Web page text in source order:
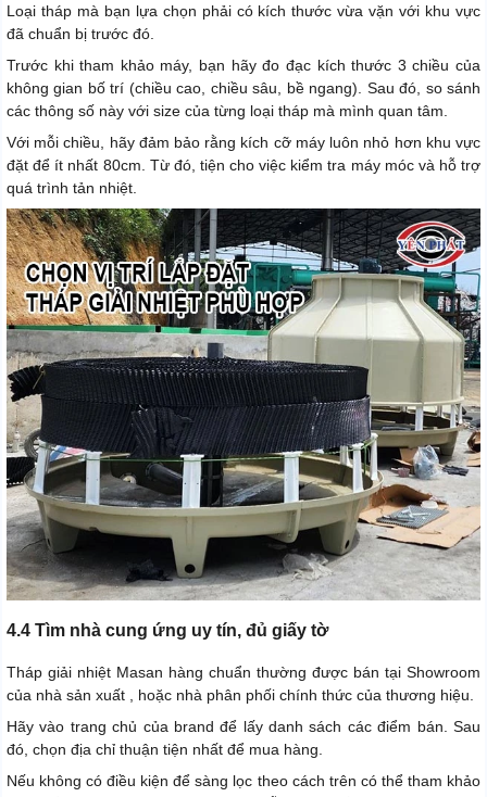
Loại tháp mà bạn lựa chọn phải có kích thước vừa vặn với khu vực
đã chuẩn bị trước đó.
Trước khi tham khảo máy, bạn hãy đo đạc kích thước 3 chiều của
không gian bố trí (chiều cao, chiều sâu, bề ngang). Sau đó, so sánh
các thông số này với size của từng loại tháp mà mình quan tâm.
Với mỗi chiều, hãy đảm bảo rằng kích cỡ máy luôn nhỏ hơn khu vực
đặt để ít nhất 80cm. Từ đó, tiện cho việc kiểm tra máy móc và hỗ trợ
quá trình tản nhiệt.
4.4 Tìm nhà cung ứng uy tín, đủ giấy tờ
Tháp giải nhiệt Masan hàng chuẩn thường được bán tại Showroom
của nhà sản xuất , hoặc nhà phân phối chính thức của thương hiệu.
Hãy vào trang chủ của brand để lấy danh sách các điểm bán. Sau
đó, chọn địa chỉ thuận tiện nhất để mua hàng.
Nếu không có điều kiện để sàng lọc theo cách trên có thể tham khảo